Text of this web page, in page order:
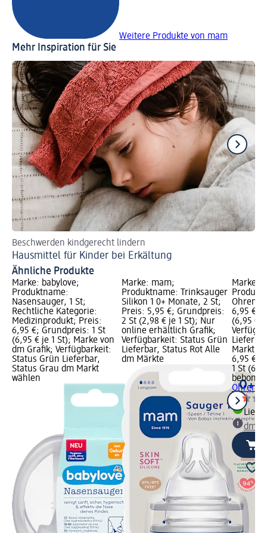
Weitere Produkte von mam
Mehr Inspiration für Sie
Beschwerden kindgerecht lindern
Hausmittel für Kinder bei Erkältung
Ähnliche Produkte
Marke: babylove;
Produktname:
Nasensauger, 1 St;
Rechtliche Kategorie:
Medizinprodukt; Preis:
6,95 €; Grundpreis: 1 St
(6,95 € je 1 St); Marke von
dm Grafik; Verfügbarkeit:
Status Grün Lieferbar,
Status Grau dm Markt
wählen
Marke: mam;
Produktname: Trinksauger
Silikon 1 0+ Monate, 2 St;
Preis: 5,95 €; Grundpreis:
2 St (2,98 € je 1 St); Nur
online erhältlich Grafik;
Verfügbarkeit: Status Grün
Lieferbar, Status Rot Alle
dm Märkte
Marke:
6,95 €;
(6,95 €
Markt
6,95 €
1 St
bebon
dm